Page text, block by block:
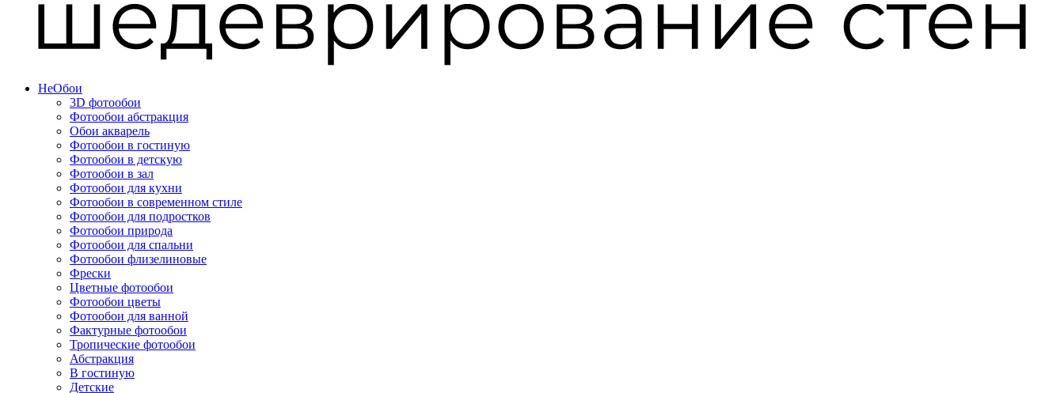
НеОбои
3D фотообои
Фотообои абстракция
Обои акварель
Фотообои в гостиную
Фотообои в детскую
Фотообои в зал
Фотообои для кухни
Фотообои в современном стиле
Фотообои для подростков
Фотообои природа
Фотообои для спальни
Фотообои флизелиновые
Фрески
Цветные фотообои
Фотообои цветы
Фотообои для ванной
Фактурные фотообои
Тропические фотообои
Абстракция
В гостиную
Детские